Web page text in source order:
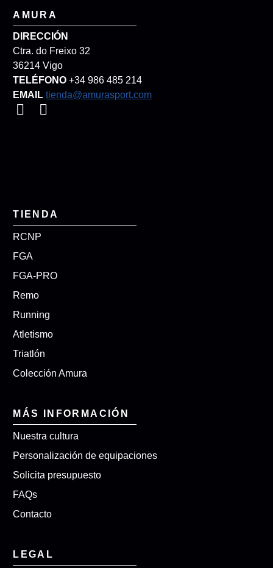
AMURA
DIRECCIÓN
Ctra. do Freixo 32
36214 Vigo
TELÉFONO+34 986 485 214
EMAIL tienda@amurasport.com
TIENDA
RCNP
FGA
FGA-PRO
Remo
Running
Atletismo
Triatlón
Colección Amura
MÁS INFORMACIÓN
Nuestra cultura
Personalización de equipaciones
Solicita presupuesto
FAQs
Contacto
LEGAL